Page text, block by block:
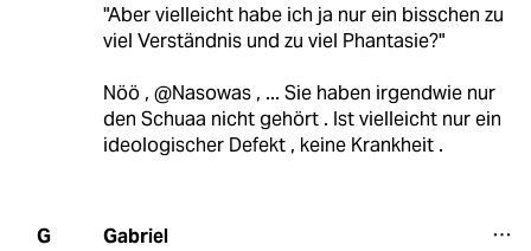
"Aber vielleicht habe ich ja nur ein bisschen zu
viel Verständnis und zu viel Phantasie?"
Nöö , @Nasowas , ... Sie haben irgendwie nur
den Schuaa nicht gehört . Ist vielleicht nur ein
ideologischer Defekt , keine Krankheit .
G Gabriel